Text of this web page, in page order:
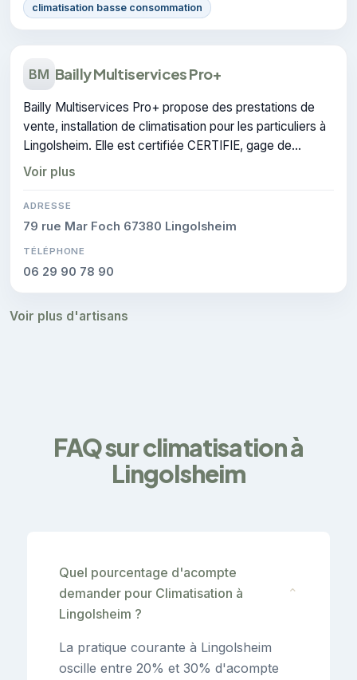
climatisation basse consommation
BM Bailly Multiservices Pro+
Bailly Multiservices Pro+ propose des prestations de
vente, installation de climatisation pour les particuliers à
Lingolsheim. Elle est certifiée CERTIFIE, gage de
conformité sur les interventions réalisées.
Voir plus
ADRESSE
79 rue Mar Foch 67380 Lingolsheim
TÉLÉPHONE
06 29 90 78 90
Voir plus d'artisans
FAQ sur climatisation à
Lingolsheim
Quel pourcentage d'acompte
demander pour Climatisation à
Lingolsheim ?
⌄
La pratique courante à Lingolsheim
oscille entre 20% et 30% d'acompte